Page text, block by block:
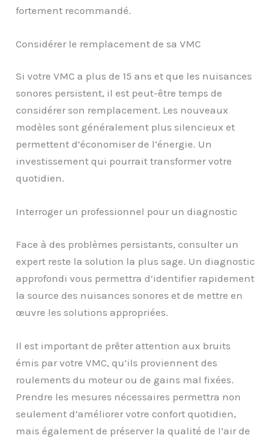
fortement recommandé.
Considérer le remplacement de sa VMC
Si votre VMC a plus de 15 ans et que les nuisances
sonores persistent, il est peut-être temps de
considérer son remplacement. Les nouveaux
modèles sont généralement plus silencieux et
permettent d’économiser de l’énergie. Un
investissement qui pourrait transformer votre
quotidien.
Interroger un professionnel pour un diagnostic
Face à des problèmes persistants, consulter un
expert reste la solution la plus sage. Un diagnostic
approfondi vous permettra d’identifier rapidement
la source des nuisances sonores et de mettre en
œuvre les solutions appropriées.
Il est important de prêter attention aux bruits
émis par votre VMC, qu’ils proviennent des
roulements du moteur ou de gains mal fixées.
Prendre les mesures nécessaires permettra non
seulement d’améliorer votre confort quotidien,
mais également de préserver la qualité de l’air de